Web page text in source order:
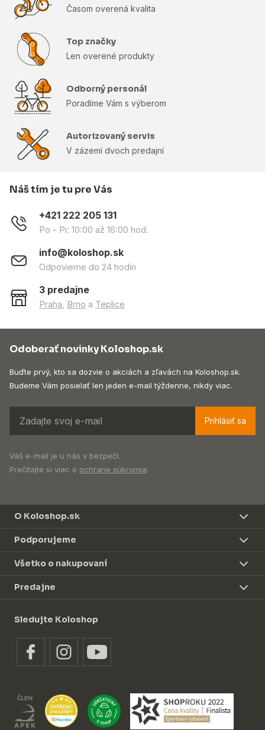
Časom overená kvalita
Top značky
Len overené produkty
Odborný personál
Poradíme Vám s výberom
Autorizovaný servis
V zázemí dvoch predajní
Náš tím je tu pre Vás
+421 222 205 131
Po - Pi: 10:00 až 16:00 hod.
info@koloshop.sk
Odpovieme do 24 hodín
3 predajne
Praha Brno a Teplice
Odoberať novinky Koloshop.sk
Buďte prvý, kto sa dozvie o akciách a zľavách na Koloshop.sk.
Budeme Vám posielať len jeden e-mail týždenne, nikdy viac.
Prihlásiť sa
Váš e-mail je u nás v bezpečí.
Prečítajte si viac o ochrane súkromia.
O Koloshop.sk
Podporujeme
Všetko o nakupovaní
Predajne
Sledujte Koloshop